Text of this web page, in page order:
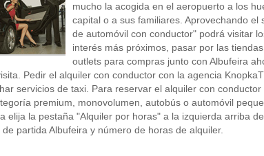
mucho la acogida en el aeropuerto a los
capital o a sus familiares. Aprovechando el
de automóvil con conductor" podrá visitar
interés más próximos, pasar por las
outlets para compras junto con Albufeira
Pedir el alquiler con conductor con la agencia
servicios de taxi. Para reservar el alquiler con
premium, monovolumen, autobús o automóvil
elija la pestaña "Alquiler por horas" a la izquierda arriba de
partida Albufeira y número de horas de alquiler.